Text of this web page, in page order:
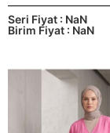
Birim Fiyat : NaN
Seri Fiyat : NaN